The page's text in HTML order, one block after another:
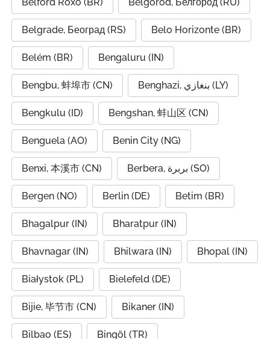
Belgrade, Београд (RS) Belo Horizonte (BR)
Belém (BR) Bengaluru (IN)
Bengbu, 蚌埠市 (CN) Benghazi, بنغازي (LY)
Bengkulu (ID) Bengshan, 蚌山区 (CN)
Benguela (AO) Benin City (NG)
Benxi, 本溪市 (CN) Berbera, بربرة (SO)
Bergen (NO) Berlin (DE) Betim (BR)
Bhagalpur (IN) Bharatpur (IN)
Bhavnagar (IN) Bhilwara (IN) Bhopal (IN)
Białystok (PL) Bielefeld (DE)
Bijie, 毕节市 (CN) Bikaner (IN)
Bilbao (ES) Bingöl (TR)